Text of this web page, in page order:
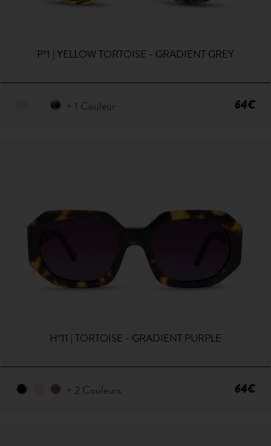
P°1 | YELLOW TORTOISE - GRADIENT GREY
+ 1 Couleur 64€
H°11 | TORTOISE - GRADIENT PURPLE
+ 2 Couleurs 64€